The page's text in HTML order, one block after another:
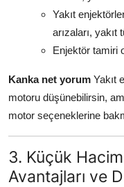
Yakıt
arızaları,
Enjektör tamiri
Kanka net yorum Yakıt
motoru düşünebilirsin,
motor seçeneklerine
3. Küçük
Avantajları ve